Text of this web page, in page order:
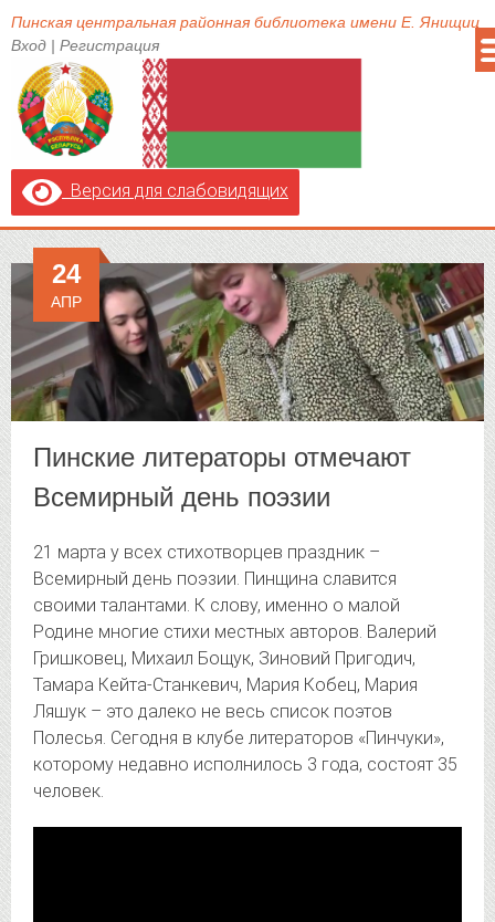
Пинская центральная районная библиотека имени Е. Янищиц
Вход | Регистрация
Версия для слабовидящих
Пинские литераторы отмечают
Всемирный день поэзии
24
АПР
21 марта у всех стихотворцев праздник –
Всемирный день поэзии. Пинщина славится
своими талантами. К слову, именно о малой
Родине многие стихи местных авторов. Валерий
Гришковец, Михаил Бощук, Зиновий Пригодич,
Тамара Кейта-Станкевич, Мария Кобец, Мария
Ляшук – это далеко не весь список поэтов
Полесья. Сегодня в клубе литераторов «Пинчуки»,
которому недавно исполнилось 3 года, состоят 35
человек.